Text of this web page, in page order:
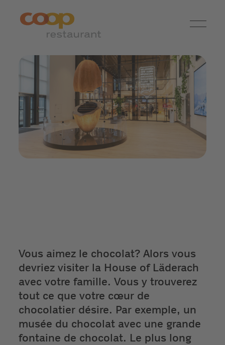
Vous aimez le chocolat? Alors vous
devriez visiter la House of Läderach
avec votre famille. Vous y trouverez
tout ce que votre cœur de
chocolatier désire. Par exemple, un
musée du chocolat avec une grande
fontaine de chocolat. Le plus long